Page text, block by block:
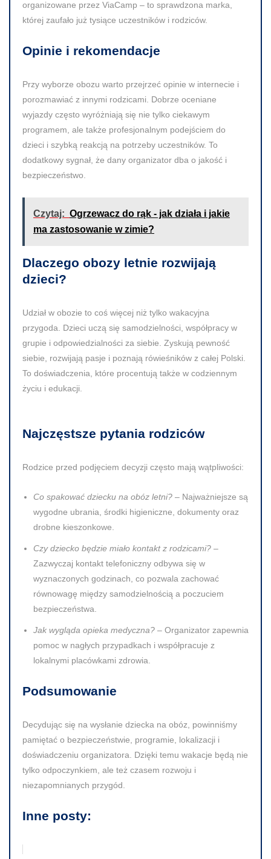
organizowane przez ViaCamp – to sprawdzona marka,
której zaufało już tysiące uczestników i rodziców.
Opinie i rekomendacje
Przy wyborze obozu warto przejrzeć opinie w internecie i
porozmawiać z innymi rodzicami. Dobrze oceniane
wyjazdy często wyróżniają się nie tylko ciekawym
programem, ale także profesjonalnym podejściem do
dzieci i szybką reakcją na potrzeby uczestników. To
dodatkowy sygnał, że dany organizator dba o jakość i
bezpieczeństwo.
Czytaj: Ogrzewacz do rąk - jak działa i jakie
ma zastosowanie w zimie?
Dlaczego obozy letnie rozwijają
dzieci?
Udział w obozie to coś więcej niż tylko wakacyjna
przygoda. Dzieci uczą się samodzielności, współpracy w
grupie i odpowiedzialności za siebie. Zyskują pewność
siebie, rozwijają pasje i poznają rówieśników z całej Polski.
To doświadczenia, które procentują także w codziennym
życiu i edukacji.
Najczęstsze pytania rodziców
Rodzice przed podjęciem decyzji często mają wątpliwości:
Co spakować dziecku na obóz letni? – Najważniejsze są
wygodne ubrania, środki higieniczne, dokumenty oraz
drobne kieszonkowe.
Czy dziecko będzie miało kontakt z rodzicami? –
Zazwyczaj kontakt telefoniczny odbywa się w
wyznaczonych godzinach, co pozwala zachować
równowagę między samodzielnością a poczuciem
bezpieczeństwa.
Jak wygląda opieka medyczna? – Organizator zapewnia
pomoc w nagłych przypadkach i współpracuje z
lokalnymi placówkami zdrowia.
Podsumowanie
Decydując się na wysłanie dziecka na obóz, powinniśmy
pamiętać o bezpieczeństwie, programie, lokalizacji i
doświadczeniu organizatora. Dzięki temu wakacje będą nie
tylko odpoczynkiem, ale też czasem rozwoju i
niezapomnianych przygód.
Inne posty: